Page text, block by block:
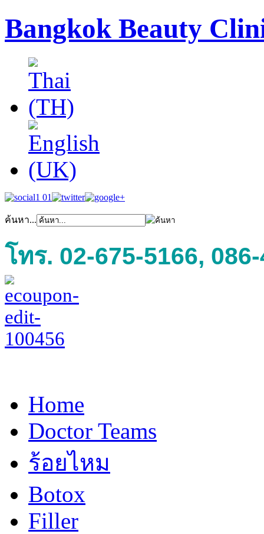
Bangkok Beauty
ค้นหา...
โทร. 02-675-5166,
Home
Doctor Teams
ร้อยไหม
Botox
Filler